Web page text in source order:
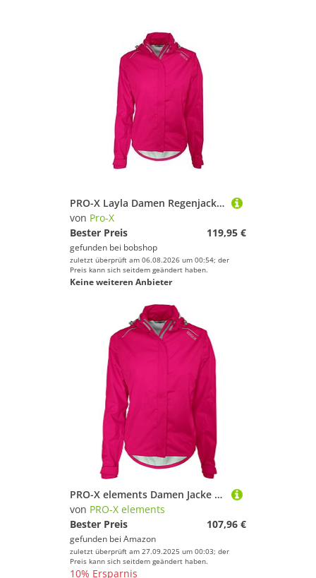
PRO-X Layla Damen Regenjacke, Größe 44
von Pro-X
Bester Preis
119,95 €
gefunden bei bobshop
zuletzt überprüft am 06.08.2026 um 00:54; der
Preis kann sich seitdem geändert haben.
Keine weiteren Anbieter
PRO-X elements Damen Jacke Layla, Jazzy, 38, 6650
von PRO-X elements
Bester Preis
107,96 €
gefunden bei Amazon
zuletzt überprüft am 27.09.2025 um 00:03; der
Preis kann sich seitdem geändert haben.
10% Ersparnis